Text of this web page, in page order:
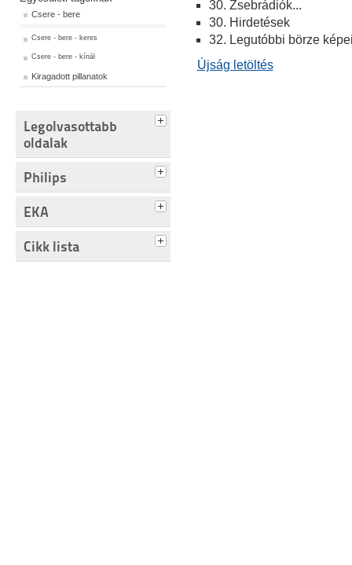
Csere - bere
Csere - bere - keres
Csere - bere - kínál
Kiragadott pillanatok
Legolvasottabb
oldalak
Philips
EKA
Cikk lista
30. Zsebrádiók...
30. Hirdetések
32. Legutóbbi börze
Újság letöltés